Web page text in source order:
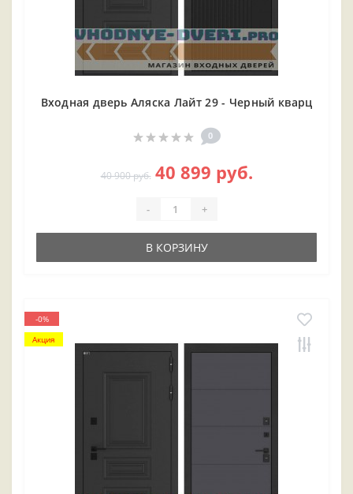
Входная дверь Аляска Лайт 29 - Черный кварц
0
40 900 руб. 40 899 руб.
- +
В КОРЗИНУ
-0%
Акция